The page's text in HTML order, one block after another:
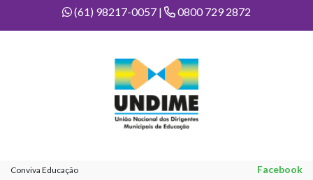
(61) 98217-0057 |
0800 729 2872
Conviva Educação Facebook